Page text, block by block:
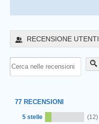
RECENSIONE UTENTI
77 RECENSIONI
5 stelle
(12)